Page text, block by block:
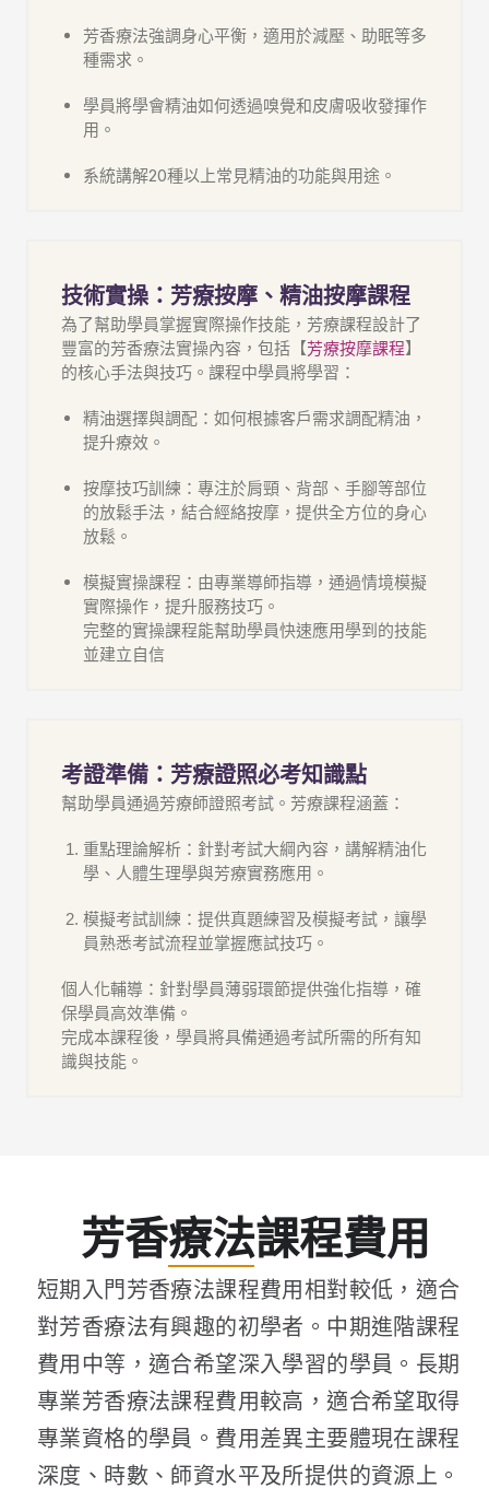
芳香療法強調身心平衡，適用於減壓、助眠等多
種需求。
學員將學會精油如何透過嗅覺和皮膚吸收發揮作
用。
系統講解20種以上常見精油的功能與用途。
技術實操：芳療按摩、精油按摩課程
為了幫助學員掌握實際操作技能， 芳療課程設計了
豐富的芳香療法實操內容，包括【芳療按摩課程】
的核心手法與技巧。課程中學員將學習：
精油選擇與調配：如何根據客戶需求調配精油，
提升療效。
按摩技巧訓練：專注於肩頸、背部、手腳等部位
的放鬆手法，結合經絡按摩，提供全方位的身心
放鬆。
模擬實操課程：由專業導師指導，通過情境模擬
實際操作，提升服務技巧。
完整的實操課程能幫助學員快速應用學到的技能
並建立自信
考證準備：芳療證照必考知識點
幫助學員通過芳療師證照考試。 芳療課程涵蓋：
重點理論解析：針對考試大綱內容，講解精油化
學、人體生理學與芳療實務應用。
模擬考試訓練：提供真題練習及模擬考試，讓學
員熟悉考試流程並掌握應試技巧。
個人化輔導：針對學員薄弱環節提供強化指導，確
保學員高效準備。
完成本課程後，學員將具備通過考試所需的所有知
識與技能。
芳香療法課程費用
短期入門芳香療法課程費用相對較低，適合
對芳香療法有興趣的初學者。中期進階課程
費用中等，適合希望深入學習的學員。長期
專業芳香療法課程費用較高，適合希望取得
專業資格的學員。費用差異主要體現在課程
深度、時數、師資水平及所提供的資源上。